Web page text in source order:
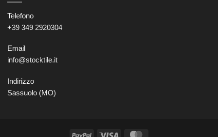
Telefono
+39 349 2920304
Email
info@stocktile.it
Indirizzo
Sassuolo (MO)